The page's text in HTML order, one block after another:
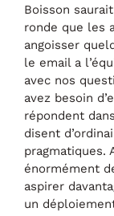
Boisson
ronde que les
angoisser
le email a
avec nos
avez besoin
répondent
disent
pragmatiques.
énormément
aspirer
un